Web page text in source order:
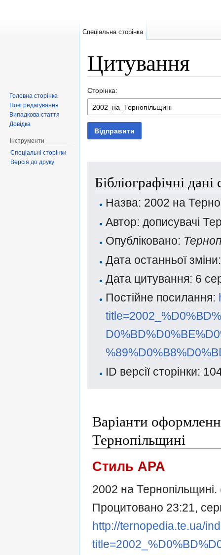
Цитування
Сторінка:
Відправити
Бібліографічні
Назва: 2002 на
Автор: дописувачі
Опубліковано:
Дата останньої
Дата цитування: 6
Постійне посилання:
ID версії сторінки:
Варіанти
Тернопільщині
Стиль APA
2002 на
Процитовано 23:21,
http://ternopedia.te.ua/
Спеціальна сторінка
Головна сторінка
Нові редагування
Випадкова стаття
Довідка
Інструменти
Спеціальні сторінки
Версія до друку